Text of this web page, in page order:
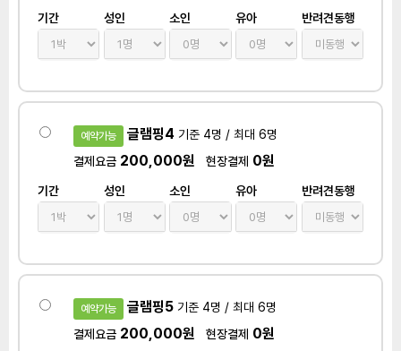
기간 성인 소인 유아 반려견동행
예약가능 글램핑4 기준 4명 / 최대 6명
결제요금 200,000원 현장결제 0원
기간 성인 소인 유아 반려견동행
예약가능 글램핑5 기준 4명 / 최대 6명
결제요금 200,000원 현장결제 0원